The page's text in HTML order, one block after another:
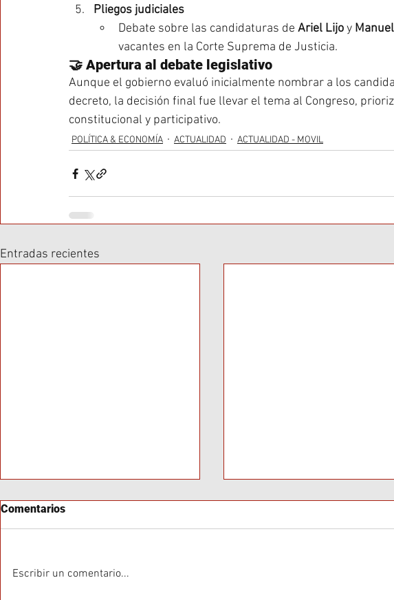
Pliegos judiciales
Debate sobre las candidaturas de Ariel Lijo y
vacantes en la Corte Suprema de Justicia.
🤝 Apertura al debate legislativo
Aunque el gobierno evaluó inicialmente nombrar a los
decreto, la decisión final fue llevar el tema al Congreso,
constitucional y participativo.
POLÍTICA & ECONOMÍA ACTUALIDAD ACTUALIDAD - MOVIL
Entradas recientes
Comentarios
Escribir un comentario...